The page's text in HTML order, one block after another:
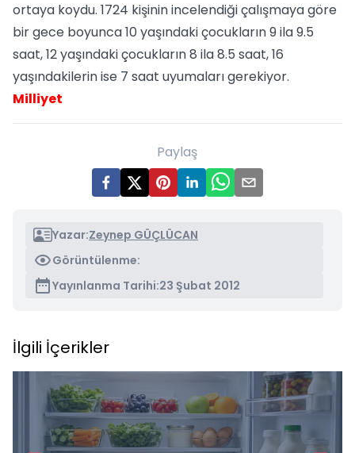
ortaya koydu. 1724 kişinin incelendiği çalışmaya göre
bir gece boyunca 10 yaşındaki çocukların 9 ila 9.5
saat, 12 yaşındaki çocukların 8 ila 8.5 saat, 16
yaşındakilerin ise 7 saat uyumaları gerekiyor.
Milliyet
Paylaş
Yazar:Zeynep GÜÇLÜCAN
Görüntülenme:
Yayınlanma Tarihi:23 Şubat 2012
İlgili İçerikler